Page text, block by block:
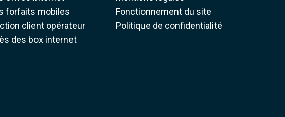
forfaits mobiles
client opérateur
des box internet
Fonctionnement du site
Politique de confidentialité